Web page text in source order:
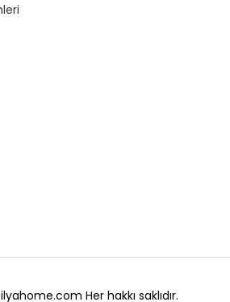
Her hakkı saklıdır.